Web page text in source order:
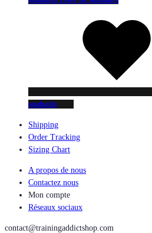
souhaits
Shipping
Order Tracking
Sizing Chart
A propos de nous
Contactez nous
Mon compte
Réseaux sociaux
contact@trainingaddictshop.com